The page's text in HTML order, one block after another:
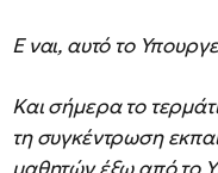
Ε ναι, αυτό το
Και σήμερα το
τη συγκέντρωση